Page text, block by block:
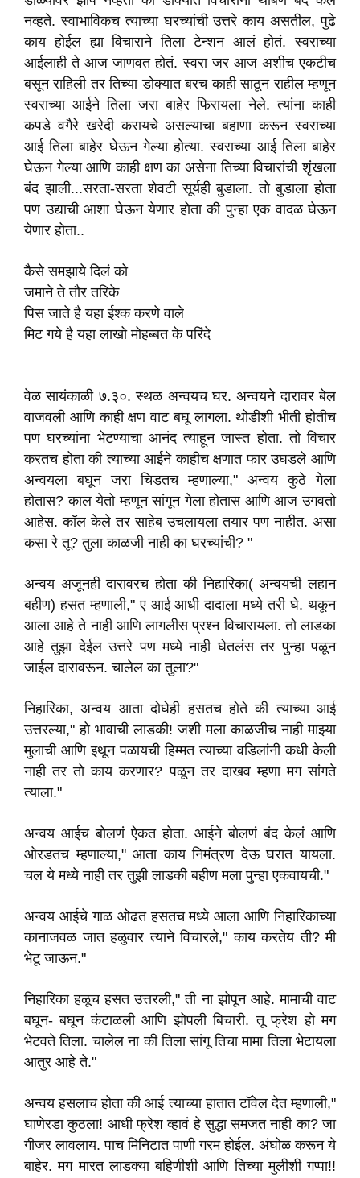
नव्हते. स्वाभाविकच त्याच्या घरच्यांची उत्तरे काय असतील, पुढे
काय होईल ह्या विचाराने तिला टेन्शन आलं होतं. स्वराच्या
आईलाही ते आज जाणवत होतं. स्वरा जर आज अशीच एकटीच
बसून राहिली तर तिच्या डोक्यात बरच काही साठून राहील म्हणून
स्वराच्या आईने तिला जरा बाहेर फिरायला नेले. त्यांना काही
कपडे वगैरे खरेदी करायचे असल्याचा बहाणा करून स्वराच्या
आई तिला बाहेर घेऊन गेल्या होत्या. स्वराच्या आई तिला बाहेर
घेऊन गेल्या आणि काही क्षण का असेना तिच्या विचारांची शृंखला
बंद झाली...सरता-सरता शेवटी सूर्यही बुडाला. तो बुडाला होता
पण उद्याची आशा घेऊन येणार होता की पुन्हा एक वादळ घेऊन
येणार होता..
कैसे समझाये दिलं को
जमाने ते तौर तरिके
पिस जाते है यहा ईश्क करणे वाले
मिट गये है यहा लाखो मोहब्बत के परिंदे
वेळ सायंकाळी ७.३०. स्थळ अन्वयच घर. अन्वयने दारावर बेल
वाजवली आणि काही क्षण वाट बघू लागला. थोडीशी भीती होतीच
पण घरच्यांना भेटण्याचा आनंद त्याहून जास्त होता. तो विचार
करतच होता की त्याच्या आईने काहीच क्षणात फार उघडले आणि
अन्वयला बघून जरा चिडतच म्हणाल्या," अन्वय कुठे गेला
होतास? काल येतो म्हणून सांगून गेला होतास आणि आज उगवतो
आहेस. कॉल केले तर साहेब उचलायला तयार पण नाहीत. असा
कसा रे तू? तुला काळजी नाही का घरच्यांची? "
अन्वय अजूनही दारावरच होता की निहारिका( अन्वयची लहान
बहीण) हसत म्हणाली," ए आई आधी दादाला मध्ये तरी घे. थकून
आला आहे ते नाही आणि लागलीस प्रश्न विचारायला. तो लाडका
आहे तुझा देईल उत्तरे पण मध्ये नाही घेतलंस तर पुन्हा पळून
जाईल दारावरून. चालेल का तुला?"
निहारिका, अन्वय आता दोघेही हसतच होते की त्याच्या आई
उत्तरल्या," हो भावाची लाडकी! जशी मला काळजीच नाही माझ्या
मुलाची आणि इथून पळायची हिम्मत त्याच्या वडिलांनी कधी केली
नाही तर तो काय करणार? पळून तर दाखव म्हणा मग सांगते
त्याला."
अन्वय आईच बोलणं ऐकत होता. आईने बोलणं बंद केलं आणि
ओरडतच म्हणाल्या," आता काय निमंत्रण देऊ घरात यायला.
चल ये मध्ये नाही तर तुझी लाडकी बहीण मला पुन्हा एकवायची."
अन्वय आईचे गाळ ओढत हसतच मध्ये आला आणि निहारिकाच्या
कानाजवळ जात हळुवार त्याने विचारले," काय करतेय ती? मी
भेटू जाऊन."
निहारिका हळूच हसत उत्तरली," ती ना झोपून आहे. मामाची वाट
बघून- बघून कंटाळली आणि झोपली बिचारी. तू फ्रेश हो मग
भेटवते तिला. चालेल ना की तिला सांगू तिचा मामा तिला भेटायला
आतुर आहे ते."
अन्वय हसलाच होता की आई त्याच्या हातात टॉवेल देत म्हणाली,"
घाणेरडा कुठला! आधी फ्रेश व्हावं हे सुद्धा समजत नाही का? जा
गीजर लावलाय. पाच मिनिटात पाणी गरम होईल. अंघोळ करून ये
बाहेर. मग मारत लाडक्या बहिणीशी आणि तिच्या मुलीशी गप्पा!!